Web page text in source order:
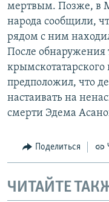
мертвым. Позже, в
народа сообщили,
рядом с ним
После обнаружения
крымскотатарского
предположил, что
настаивать на
смерти Эдема
Поделиться
ЧИТАЙТЕ